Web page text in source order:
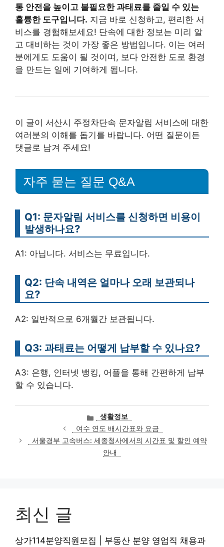
통 안전을 높이고 불필요한 과태료를 줄일 수 있는
훌륭한 도구입니다. 지금 바로 신청하고, 편리한 서
비스를 경험해보세요! 단속에 대한 정보는 미리 알
고 대비하는 것이 가장 좋은 방법입니다. 이는 여러
분에게도 도움이 될 것이며, 보다 안전한 도로 환경
을 만드는 일에 기여하게 됩니다.
이 글이 서산시 주정차단속 문자알림 서비스에 대한
여러분의 이해를 돕기를 바랍니다. 어떤 질문이든
댓글로 남겨 주세요!
자주 묻는 질문 Q&A
Q1: 문자알림 서비스를 신청하면 비용이
발생하나요?
A1: 아닙니다. 서비스는 무료입니다.
Q2: 단속 내역은 얼마나 오래 보관되나
요?
A2: 일반적으로 6개월간 보관됩니다.
Q3: 과태료는 어떻게 납부할 수 있나요?
A3: 은행, 인터넷 뱅킹, 어플을 통해 간편하게 납부
할 수 있습니다.
카
테
고
리
생활정보
여수 연도 배시간표와 요금
서울경부 고속버스: 세종청사에서의 시간표 및 할인 예약
안내
최신 글
상가114분양직원모집 | 부동산 분양 영업직 채용과